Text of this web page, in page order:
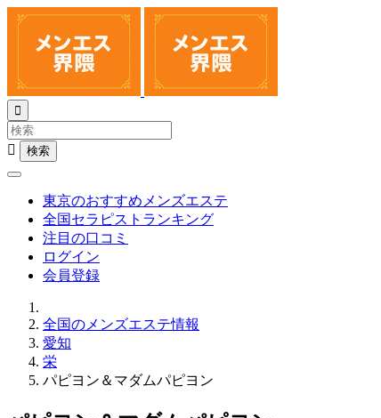


東京のおすすめメンズエステ
全国セラピストランキング
注目の口コミ
ログイン
会員登録
全国のメンズエステ情報
愛知
栄
パピヨン＆マダムパピヨン